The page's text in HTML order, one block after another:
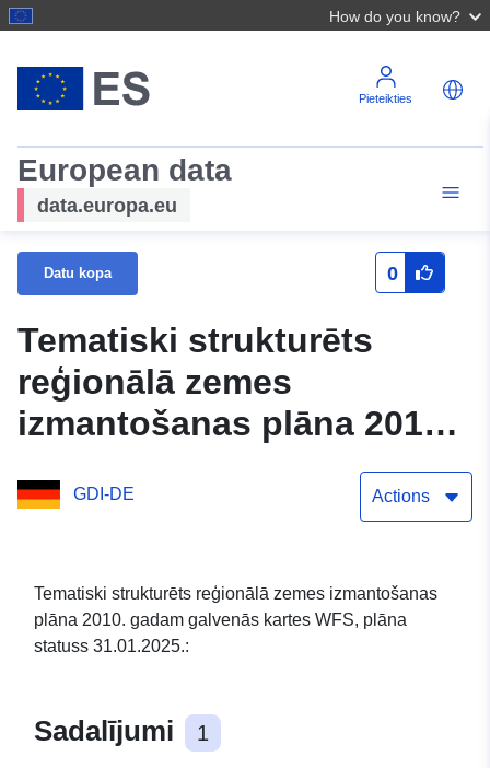
How do you know?
Pieteikties
European data
data.europa.eu
Datu kopa 0
Tematiski strukturēts
reģionālā zemes
izmantošanas plāna 2010
galvenās kartes WFS,
plāna statuss 31.01.2025. -
DisposalStock _Points -
OGC API Features
GDI-DE Actions
Tematiski strukturēts reģionālā zemes izmantošanas
plāna 2010. gadam galvenās kartes WFS, plāna
statuss 31.01.2025.:
Sadalījumi 1